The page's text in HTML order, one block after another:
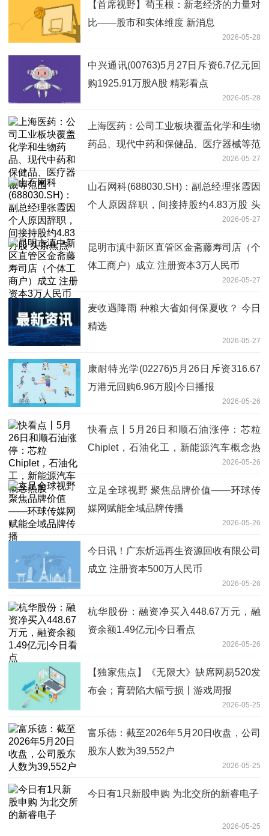
【首席视野】荀玉根：新老经济的力量对
比——股市和实体维度 新消息
2026-05-28
中兴通讯(00763)5月27日斥资6.7亿元回
购1925.91万股A股 精彩看点
2026-05-28
上海医药：公司工业板块覆盖化学和生物
药品、现代中药和保健品、医疗器械等范
2026-05-27
山石网科(688030.SH)：副总经理张霞因
个人原因辞职，间接持股约4.83万股 头
2026-05-27
昆明市滇中新区直管区金斋藤寿司店（个
体工商户）成立 注册资本3万人民币
2026-05-27
麦收遇降雨 种粮大省如何保夏收？ 今日
精选
2026-05-27
康耐特光学(02276)5月26日斥资316.67
万港元回购6.96万股|今日播报
2026-05-26
快看点丨5月26日和顺石油涨停：芯粒
Chiplet，石油化工，新能源汽车概念热
2026-05-26
立足全球视野 聚焦品牌价值——环球传
媒网赋能全域品牌传播
2026-05-26
今日讯！广东炘远再生资源回收有限公司
成立 注册资本500万人民币
2026-05-26
杭华股份：融资净买入448.67万元，融
资余额1.49亿元|今日看点
2026-05-26
【独家焦点】《无限大》缺席网易520发
布会；育碧陷大幅亏损丨游戏周报
2026-05-25
富乐德：截至2026年5月20日收盘，公司
股东人数为39,552户
2026-05-25
今日有1只新股申购 为北交所的新睿电子
2026-05-25